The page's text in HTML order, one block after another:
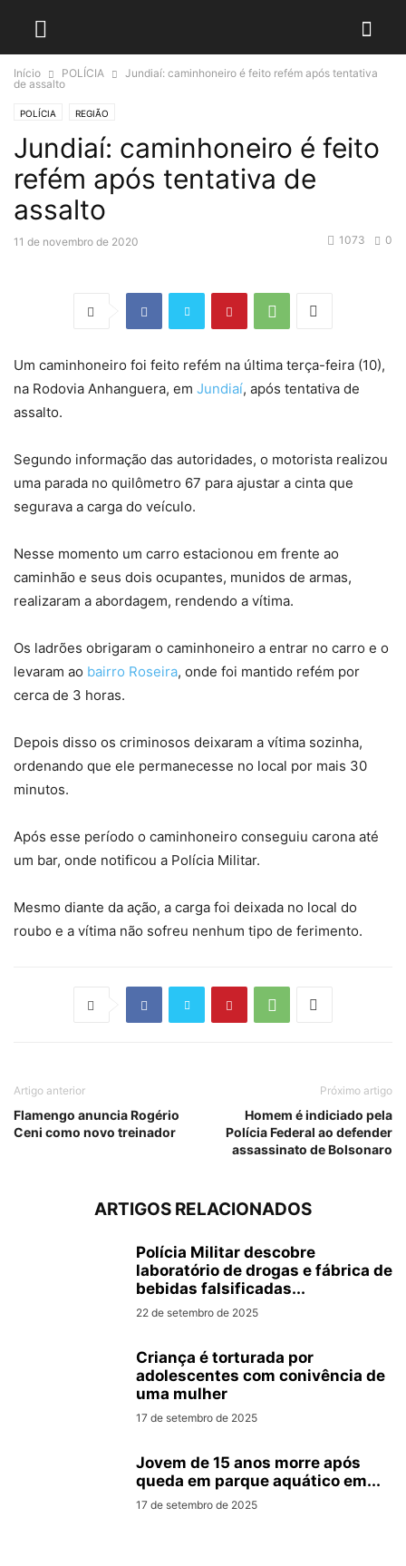
Início POLÍCIA
Jundiaí: caminhoneiro é feito refém após tentativa
de assalto
POLÍCIA REGIÃO
Jundiaí: caminhoneiro é feito
refém após tentativa de
assalto
11 de novembro de 2020 0
1073
Um caminhoneiro foi feito refém na última terça-feira (10),
na Rodovia Anhanguera, em Jundiaí, após tentativa de
assalto.
Segundo informação das autoridades, o motorista realizou
uma parada no quilômetro 67 para ajustar a cinta que
segurava a carga do veículo.
Nesse momento um carro estacionou em frente ao
caminhão e seus dois ocupantes, munidos de armas,
realizaram a abordagem, rendendo a vítima.
Os ladrões obrigaram o caminhoneiro a entrar no carro e o
levaram ao bairro Roseira, onde foi mantido refém por
cerca de 3 horas.
Depois disso os criminosos deixaram a vítima sozinha,
ordenando que ele permanecesse no local por mais 30
minutos.
Após esse período o caminhoneiro conseguiu carona até
um bar, onde notificou a Polícia Militar.
Mesmo diante da ação, a carga foi deixada no local do
roubo e a vítima não sofreu nenhum tipo de ferimento.
Artigo anterior
Flamengo anuncia Rogério
Ceni como novo treinador
Próximo artigo
Homem é indiciado pela
Polícia Federal ao defender
assassinato de Bolsonaro
ARTIGOS RELACIONADOS
Polícia Militar descobre
laboratório de drogas e fábrica de
bebidas falsificadas...
22 de setembro de 2025
Criança é torturada por
adolescentes com conivência de
uma mulher
17 de setembro de 2025
Jovem de 15 anos morre após
queda em parque aquático em...
17 de setembro de 2025